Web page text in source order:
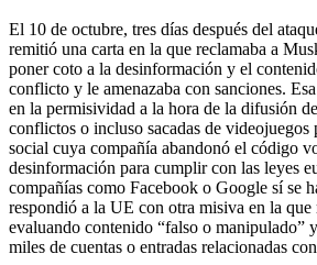
El 10 de octubre, tres días después del
remitió una carta en la que reclamaba a
poner coto a la desinformación y el
conflicto y le amenazaba con sanciones.
en la permisividad a la hora de la difusión
conflictos o incluso sacadas de videojuegos
social cuya compañía abandonó el código
desinformación para cumplir con las leyes
compañías como Facebook o Google sí se
respondió a la UE con otra misiva en la que
evaluando contenido “falso o manipulado”
miles de cuentas o entradas relacionadas